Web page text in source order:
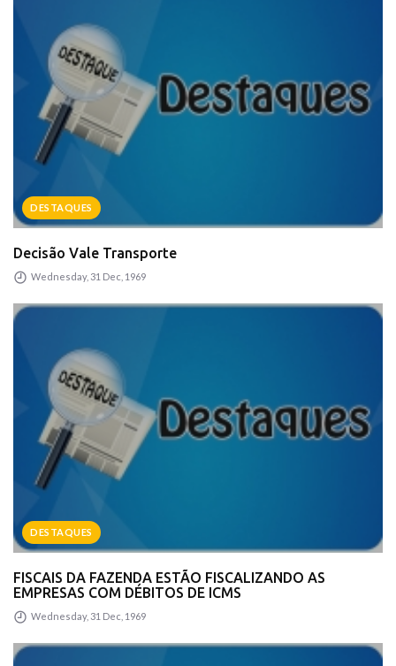
DESTAQUES
Decisão Vale Transporte
Wednesday, 31 Dec, 1969
DESTAQUES
FISCAIS DA FAZENDA ESTÃO FISCALIZANDO AS
EMPRESAS COM DÉBITOS DE ICMS
Wednesday, 31 Dec, 1969